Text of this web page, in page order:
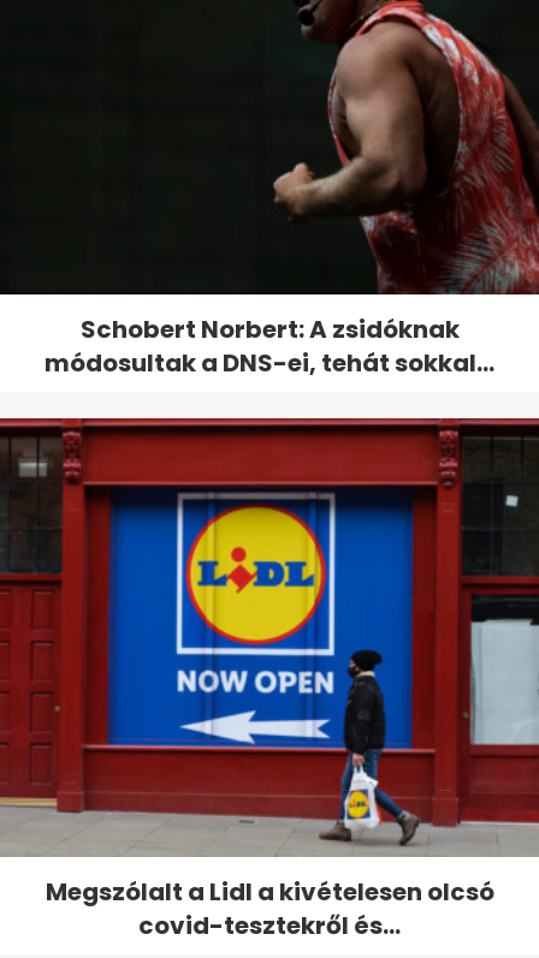
Schobert Norbert: A zsidóknak
módosultak a DNS-ei, tehát sokkal...
Megszólalt a Lidl a kivételesen olcsó
covid-tesztekről és...